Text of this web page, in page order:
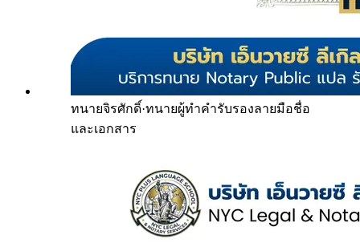
ทนายจิรศักดิ์·ทนายผู้ทำคำรับรองลายมือชื่อ
และเอกสาร